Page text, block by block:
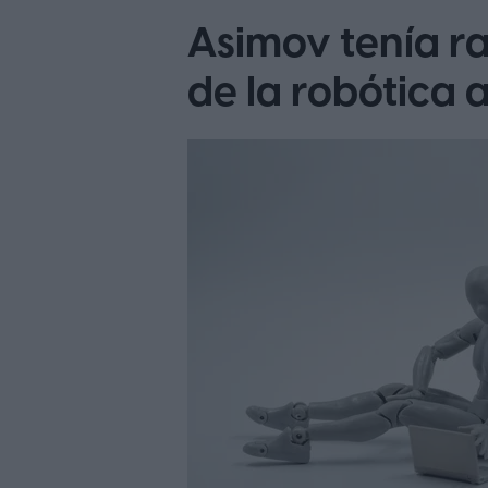
Asimov tenía
de la robótica